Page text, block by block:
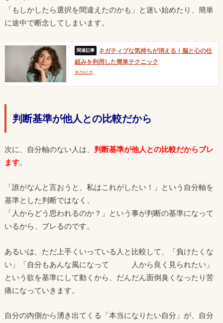
「もしかしたら選択を間違えたのかも」と迷い始めたり、簡単
に途中で断念してしまいます。
ネガティブな気持ちが消える！脳と心の仕
組みを利用した簡単テクニック
2025.02.25
判断基準が他人との比較だから
次に、自分軸のない人は、 判断基準が他人との比較だからブレ
ます。
「誰がなんと言おうと、私はこれがしたい！」という自分軸を
基準とした判断ではなく、
「人からどう思われるのか？」という事が判断の基準になって
いるから、ブレるのです。
あるいは、ただ上手くいっている人と比較して、「負けたくな
い」「自分もあんな風になって 人から良く見られたい」
という欲を基準にして動くから、だんだん面倒臭くなったり苦
痛になっていきます。
自分の内側から湧き出てくる「本当になりたい自分」が、自分